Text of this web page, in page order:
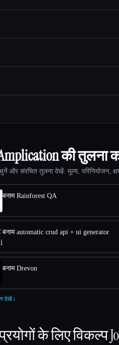
की तुलना
और संरचित तुलना देखें: मूल्य, परिनियोजन,
बनाम Rainforest QA
बनाम automatic crud api + ui generator
बनाम Drevon
देखें।
के लिए विकल्प